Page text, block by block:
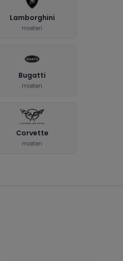
Lamborghini
mieten
Bugatti
mieten
Corvette
mieten